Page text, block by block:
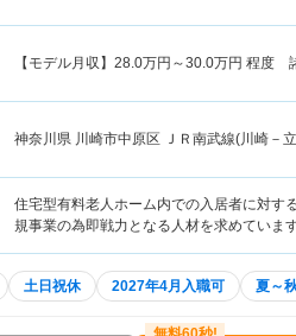
【モデル月収】 28.0万円～30.0万円 程度
神奈川県 川崎市中原区 ＪＲ南武線(川崎－
住宅型有料老人ホーム内での入居者に対す
規事業の為即戦力となる人材を求めていま
土日祝休 2027年4月入職可 夏～